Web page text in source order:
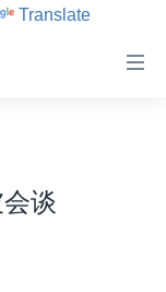
Translate
谈